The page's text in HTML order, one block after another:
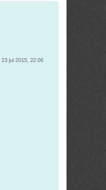
23 jul 2015, 22:06